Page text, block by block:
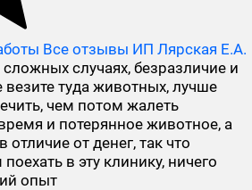
Все отзывы ИП Лярская Е.А.
случаях, безразличие и
везите туда животных, лучше
чем потом жалеть
и потерянное животное, а
от денег, так что
в эту клинику, ничего
опыт